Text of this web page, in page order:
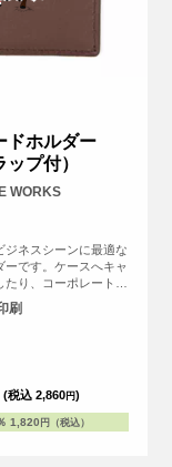
ドホルダー
ップ付）
WORKS
ジネスシーンに最適な
ーです。ケースへキャ
り、コーポレートロ
感のあるアイテムにな
プ付です。
刷
(税込 2,860円)
1,820 円（税込）